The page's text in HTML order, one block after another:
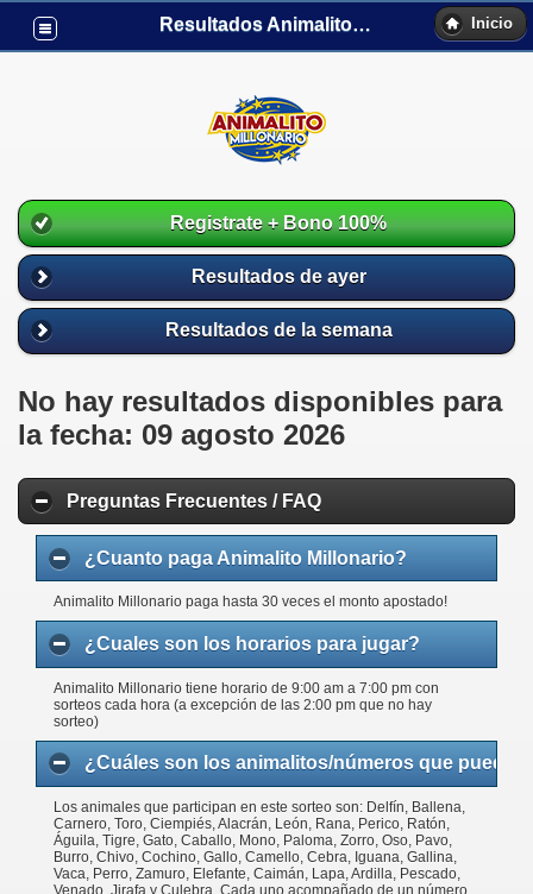
Resultados Animalito Millonario Inicio
Registrate + Bono 100%
Resultados de ayer
Resultados de la semana
No hay resultados disponibles para
la fecha: 09 agosto 2026
Preguntas Frecuentes / FAQ
¿Cuanto paga Animalito Millonario?
Animalito Millonario paga hasta 30 veces el monto apostado!
¿Cuales son los horarios para jugar?
Animalito Millonario tiene horario de 9:00 am a 7:00 pm con
sorteos cada hora (a excepción de las 2:00 pm que no hay
sorteo)
¿Cuáles son los animalitos/números que puedo
Los animales que participan en este sorteo son: Delfín, Ballena,
Carnero, Toro, Ciempiés, Alacrán, León, Rana, Perico, Ratón,
Águila, Tigre, Gato, Caballo, Mono, Paloma, Zorro, Oso, Pavo,
Burro, Chivo, Cochino, Gallo, Camello, Cebra, Iguana, Gallina,
Vaca, Perro, Zamuro, Elefante, Caimán, Lapa, Ardilla, Pescado,
Venado, Jirafa y Culebra. Cada uno acompañado de un número